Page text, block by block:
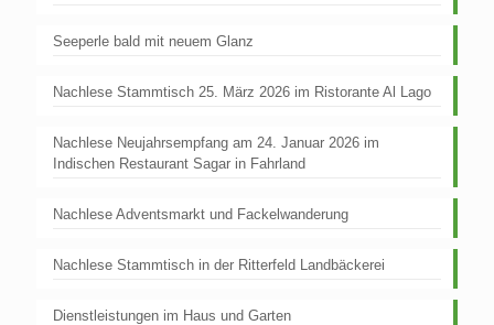
Seeperle bald mit neuem Glanz
Nachlese Stammtisch 25. März 2026 im Ristorante Al Lago
Nachlese Neujahrsempfang am 24. Januar 2026 im
Indischen Restaurant Sagar in Fahrland
Nachlese Adventsmarkt und Fackelwanderung
Nachlese Stammtisch in der Ritterfeld Landbäckerei
Dienstleistungen im Haus und Garten